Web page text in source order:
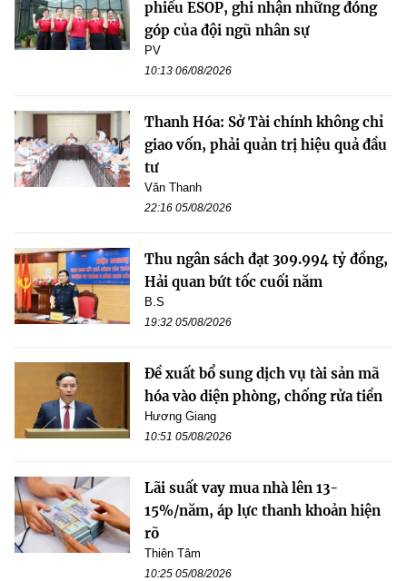
phiếu ESOP, ghi nhận những đóng
góp của đội ngũ nhân sự
PV
10:13 06/08/2026
Thanh Hóa: Sở Tài chính không chỉ
giao vốn, phải quản trị hiệu quả đầu
tư
Văn Thanh
22:16 05/08/2026
Thu ngân sách đạt 309.994 tỷ đồng,
Hải quan bứt tốc cuối năm
B.S
19:32 05/08/2026
Đề xuất bổ sung dịch vụ tài sản mã
hóa vào diện phòng, chống rửa tiền
Hương Giang
10:51 05/08/2026
Lãi suất vay mua nhà lên 13-
15%/năm, áp lực thanh khoản hiện
rõ
Thiên Tâm
10:25 05/08/2026